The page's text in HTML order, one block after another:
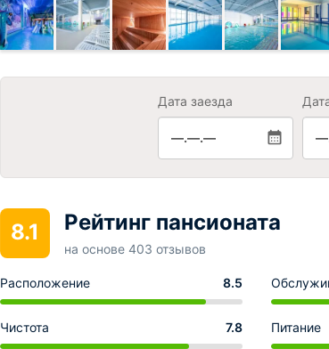
Дата заезда
—.—.—
8.1 Рейтинг пансионата
на основе 403 отзывов
Расположение 8.5
Чистота 7.8 Питание